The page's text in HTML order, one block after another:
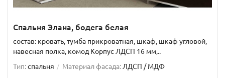
Спальня Элана, бодега белая
состав: кровать, тумба прикроватная, шкаф, шкаф угловой,
навесная полка, комод Корпус ЛДСП 16 мм,..
Тип:спальня Материал фасада:ЛДСП / МДФ